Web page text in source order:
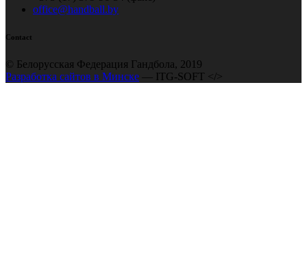
office@handball.by
Contact
© Белорусская Федерация Гандбола, 2019
Разработка сайтов в Минске — ITG-SOFT </>